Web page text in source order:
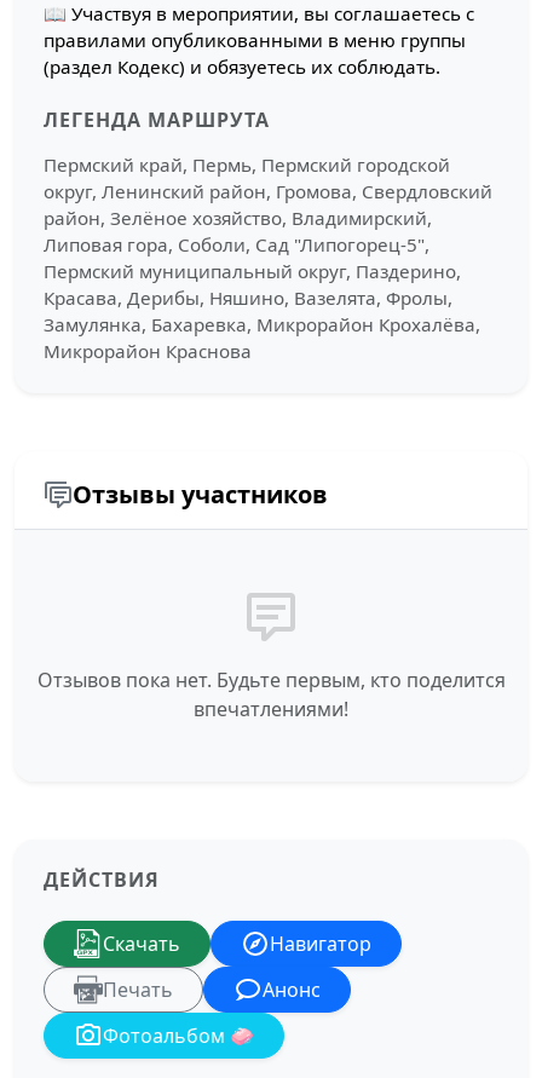
📖 Участвуя в мероприятии, вы соглашаетесь с
правилами опубликованными в меню группы
(раздел Кодекс) и обязуетесь их соблюдать.
ЛЕГЕНДА МАРШРУТА
Пермский край, Пермь, Пермский городской
округ, Ленинский район, Громова, Свердловский
район, Зелёное хозяйство, Владимирский,
Липовая гора, Соболи, Сад "Липогорец-5",
Пермский муниципальный округ, Паздерино,
Красава, Дерибы, Няшино, Вазелята, Фролы,
Замулянка, Бахаревка, Микрорайон Крохалёва,
Микрорайон Краснова
Отзывы участников
Отзывов пока нет. Будьте первым, кто поделится
впечатлениями!
ДЕЙСТВИЯ
Скачать
Навигатор
Печать
Анонс
Фотоальбом 🧼